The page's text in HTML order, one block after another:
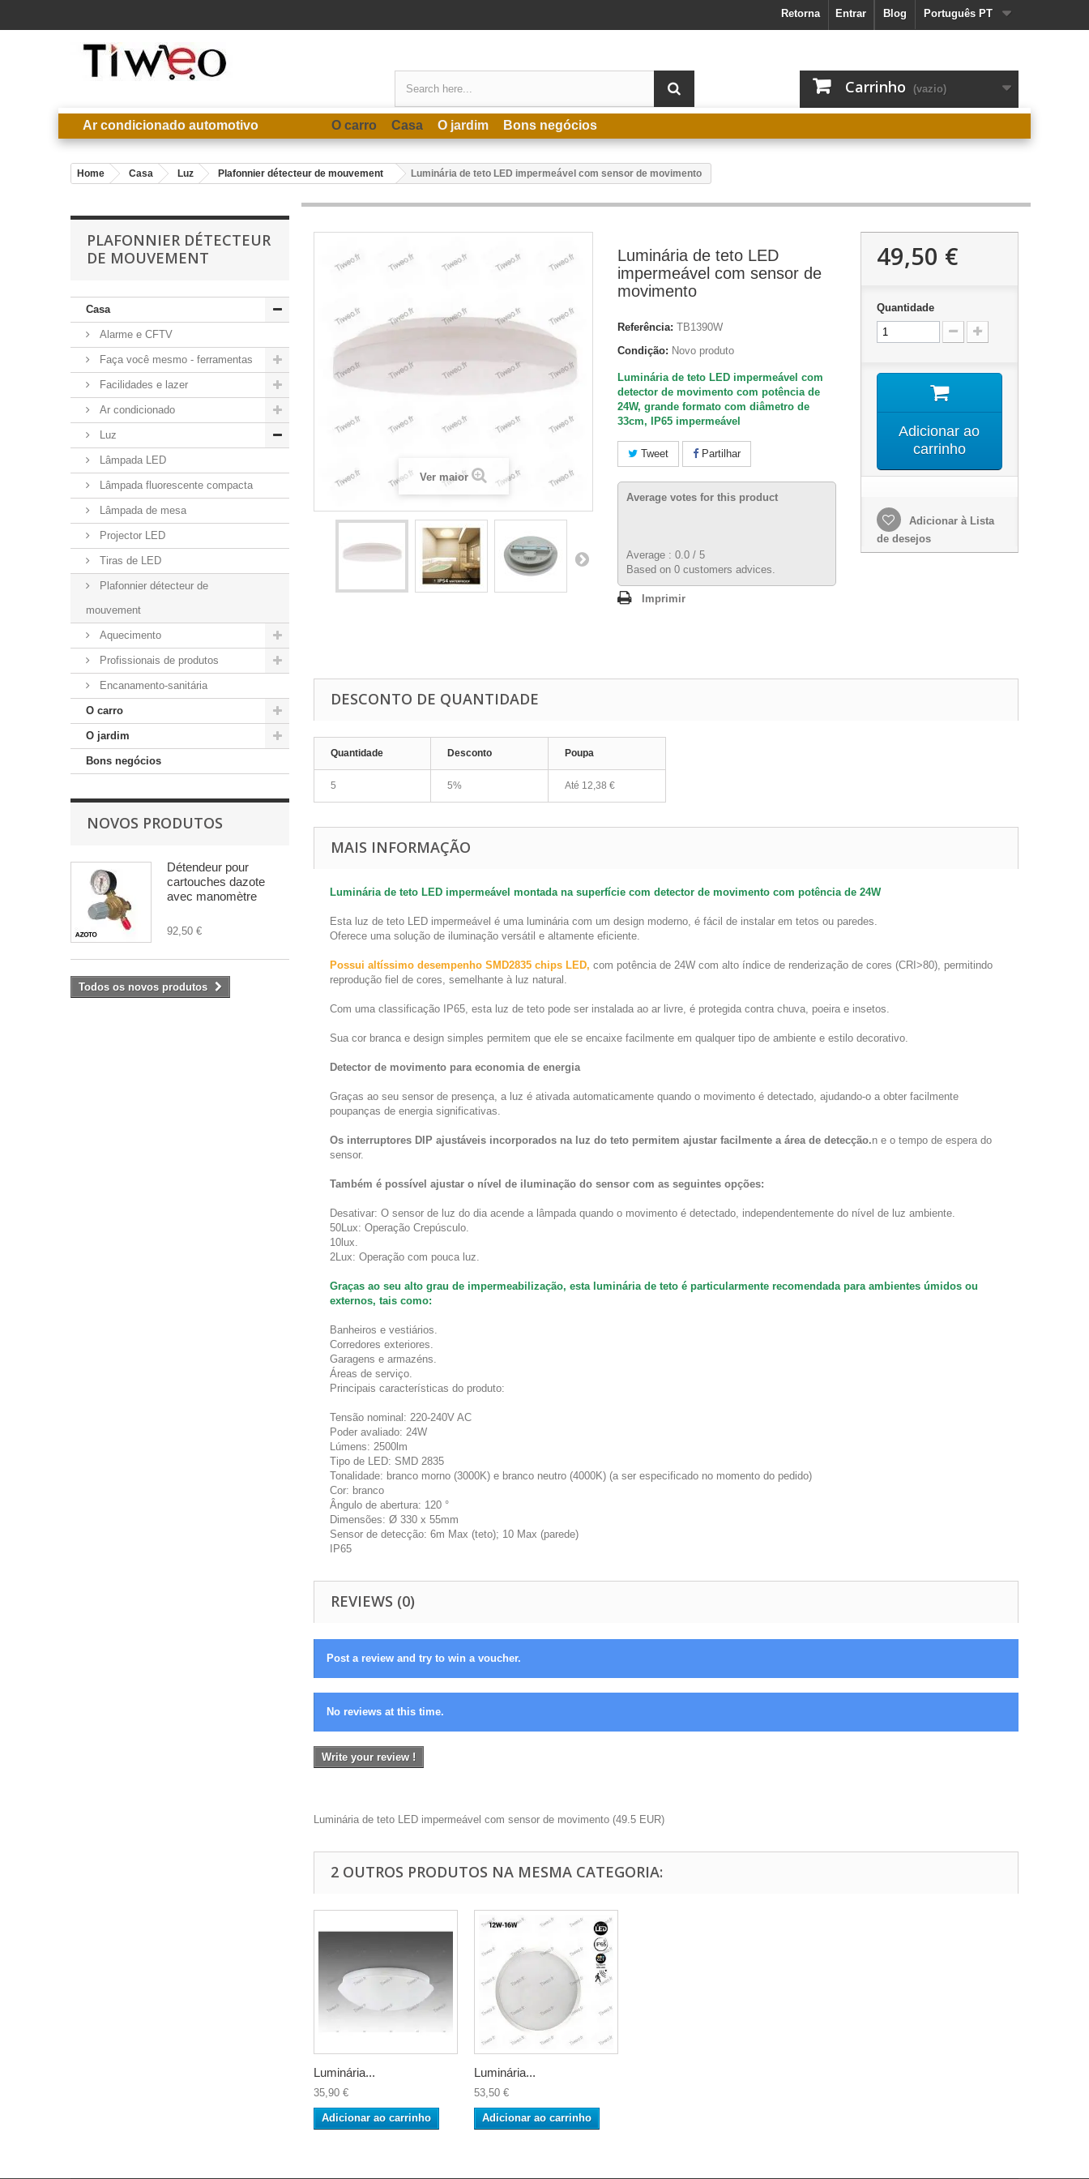
Português PT
Blog
Entrar
Retorna
Carrinho (vazio)
Ar condicionado automotivo O carro Casa O jardim Bons negócios
Home Casa Luz Plafonnier détecteur de mouvement Luminária de teto LED impermeável com sensor de movimento
PLAFONNIER DÉTECTEUR
DE MOUVEMENT
Casa
Alarme e CFTV
Faça você mesmo - ferramentas
Facilidades e lazer
Ar condicionado
Luz
Lâmpada LED
Lâmpada fluorescente compacta
Lâmpada de mesa
Projector LED
Tiras de LED
Plafonnier détecteur de
mouvement
Aquecimento
Profissionais de produtos
Encanamento-sanitária
O carro
O jardim
Bons negócios
NOVOS PRODUTOS
Détendeur pour
cartouches dazote
avec manomètre
92,50 €
Todos os novos produtos
Ver maior
Luminária de teto LED
impermeável com sensor de
movimento
Referência: TB1390W
Condição: Novo produto
Luminária de teto LED impermeável com
detector de movimento com potência de
24W, grande formato com diâmetro de
33cm, IP65 impermeável
Tweet Partilhar
Average votes for this product
Average : 0.0 / 5
Based on 0 customers advices.
Imprimir
49,50 €
Quantidade
Adicionar ao
carrinho
Adicionar à Lista
de desejos
DESCONTO DE QUANTIDADE
Quantidade Desconto Poupa
5 5% Até 12,38 €
MAIS INFORMAÇÃO
Luminária de teto LED impermeável montada na superfície com detector de movimento com potência de 24W
Esta luz de teto LED impermeável é uma luminária com um design moderno, é fácil de instalar em tetos ou paredes.
Oferece uma solução de iluminação versátil e altamente eficiente.
Possui altíssimo desempenho SMD2835 chips LED, com potência de 24W com alto índice de renderização de cores (CRI>80), permitindo
reprodução fiel de cores, semelhante à luz natural.
Com uma classificação IP65, esta luz de teto pode ser instalada ao ar livre, é protegida contra chuva, poeira e insetos.
Sua cor branca e design simples permitem que ele se encaixe facilmente em qualquer tipo de ambiente e estilo decorativo.
Detector de movimento para economia de energia
Graças ao seu sensor de presença, a luz é ativada automaticamente quando o movimento é detectado, ajudando-o a obter facilmente
poupanças de energia significativas.
Os interruptores DIP ajustáveis incorporados na luz do teto permitem ajustar facilmente a área de detecção.n e o tempo de espera do
sensor.
Também é possível ajustar o nível de iluminação do sensor com as seguintes opções:
Desativar: O sensor de luz do dia acende a lâmpada quando o movimento é detectado, independentemente do nível de luz ambiente.
50Lux: Operação Crepúsculo.
10lux.
2Lux: Operação com pouca luz.
Graças ao seu alto grau de impermeabilização, esta luminária de teto é particularmente recomendada para ambientes úmidos ou
externos, tais como:
Banheiros e vestiários.
Corredores exteriores.
Garagens e armazéns.
Áreas de serviço.
Principais características do produto:
Tensão nominal: 220-240V AC
Poder avaliado: 24W
Lúmens: 2500lm
Tipo de LED: SMD 2835
Tonalidade: branco morno (3000K) e branco neutro (4000K) (a ser especificado no momento do pedido)
Cor: branco
Ângulo de abertura: 120 °
Dimensões: Ø 330 x 55mm
Sensor de detecção: 6m Max (teto); 10 Max (parede)
IP65
REVIEWS (0)
Post a review and try to win a voucher.
No reviews at this time.
Write your review !
Luminária de teto LED impermeável com sensor de movimento (49.5 EUR)
2 OUTROS PRODUTOS NA MESMA CATEGORIA:
Luminária...
35,90 €
Adicionar ao carrinho
Luminária...
53,50 €
Adicionar ao carrinho